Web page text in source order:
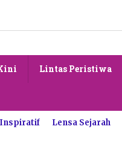
Lintas Peristiwa
Inspiratif Lensa Sejarah